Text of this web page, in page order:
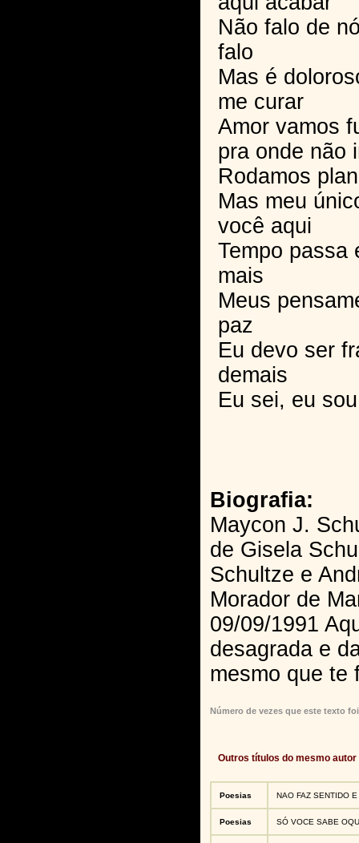
Não falo de
falo
Mas é
me curar
Amor vamos
pra onde não
Rodamos
Mas meu
você aqui
Tempo passa
mais
Meus
paz
Eu devo ser
demais
Eu sei, eu
Biografia:
Maycon J.
de Gisela
Schultze e
Morador de
09/09/1991
desagrada e
mesmo que te
Número de vezes que este texto
Outros títulos do mesmo autor
Poesias NAO FAZ SENTIDO
Poesias SÓ VOCE SABE